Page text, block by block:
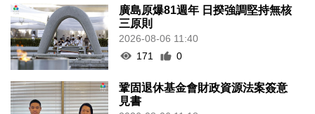
廣島原爆81週年 日揆強調堅持無核
三原則
2026-08-06 11:40
171
0
鞏固退休基金會財政資源法案簽意
見書